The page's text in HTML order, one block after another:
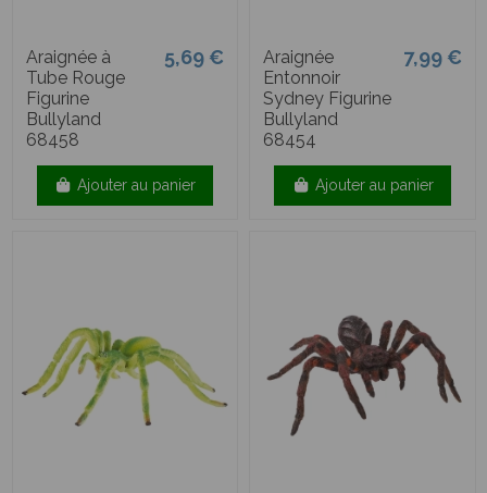
Araignée à
Tube Rouge
Figurine
Bullyland
68458
5,69 €
Ajouter au panier
Araignée
Entonnoir
Sydney Figurine
Bullyland
68454
7,99 €
Ajouter au panier